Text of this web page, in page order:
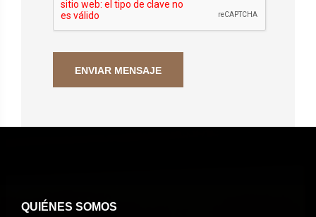
QUIÉNES SOMOS